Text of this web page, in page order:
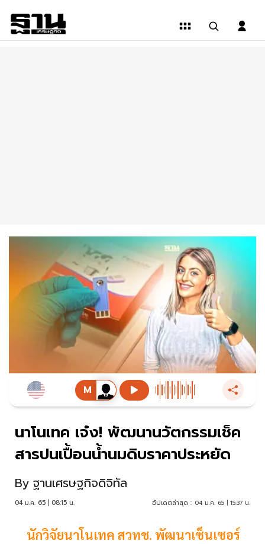
นาโนเทค เจ๋ง! พัฒนานวัตกรรมเช็ค
สารปนเปื้อนน้ำนมดิบราคาประหยัด
By ฐานเศรษฐกิจดิจิทัล
04 ม.ค. 65 | 08:15 น. อัปเดตล่าสุด : 04 ม.ค. 65 | 15:37 น.
นักวิจัยนาโนเทค สวทช. พัฒนาเซ็นเซอร์